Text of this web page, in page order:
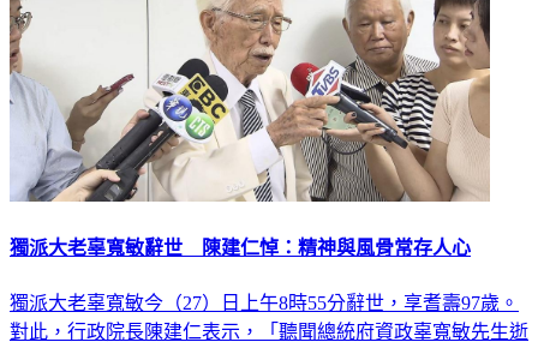
獨派大老辜寬敏辭世 陳建仁悼：精神與風骨常存人心
獨派大老辜寬敏今（27）日上午8時55分辭世，享耆壽97歲。
對此，行政院長陳建仁表示，「聽聞總統府資政辜寬敏先生逝